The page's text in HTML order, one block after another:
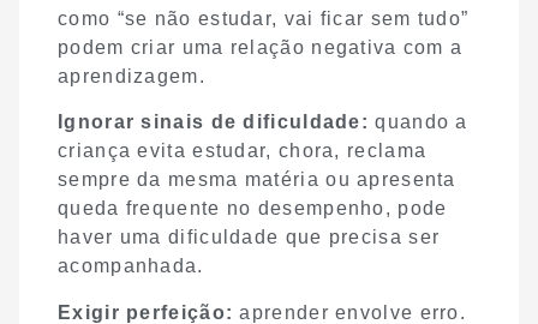
como “se não estudar, vai ficar sem tudo”
podem criar uma relação negativa com a
aprendizagem.
Ignorar sinais de dificuldade: quando a
criança evita estudar, chora, reclama
sempre da mesma matéria ou apresenta
queda frequente no desempenho, pode
haver uma dificuldade que precisa ser
acompanhada.
Exigir perfeição: aprender envolve erro.